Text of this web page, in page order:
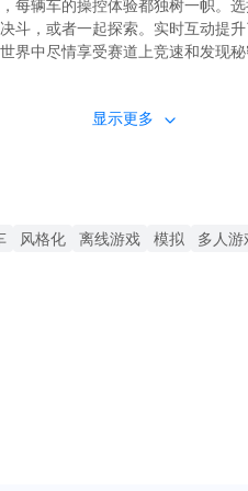
每辆车的操控体验都独树一帜。
，或者一起探索。实时互动提升
界中尽情享受赛道上竞速和发现
专属车辆和高端改装。
的听觉体验，通过高质量的引擎
动的独特结合，使其在其他停车
赏低延迟和平滑的图形，增强他
显示更多
风格化 离线游戏 模拟 多人游